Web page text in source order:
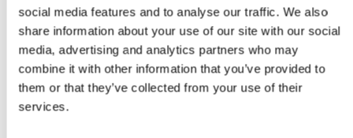
social media features and to analyse our traffic. We also
share information about your use of our site with our social
media, advertising and analytics partners who may
combine it with other information that you’ve provided to
them or that they’ve collected from your use of their
services.
Pircēja aizsardzība
Bezmaksas atgriešana
Atmaksa, ja prece ir bojāta vai neatbilst aprakstam